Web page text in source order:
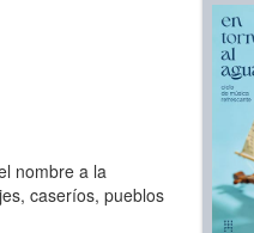
nombre a la
caseríos, pueblos